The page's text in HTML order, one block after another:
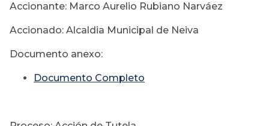
Accionante: Marco Aurelio Rubiano Narváez
Accionado: Alcaldia Municipal de Neiva
Documento anexo:
Documento Completo